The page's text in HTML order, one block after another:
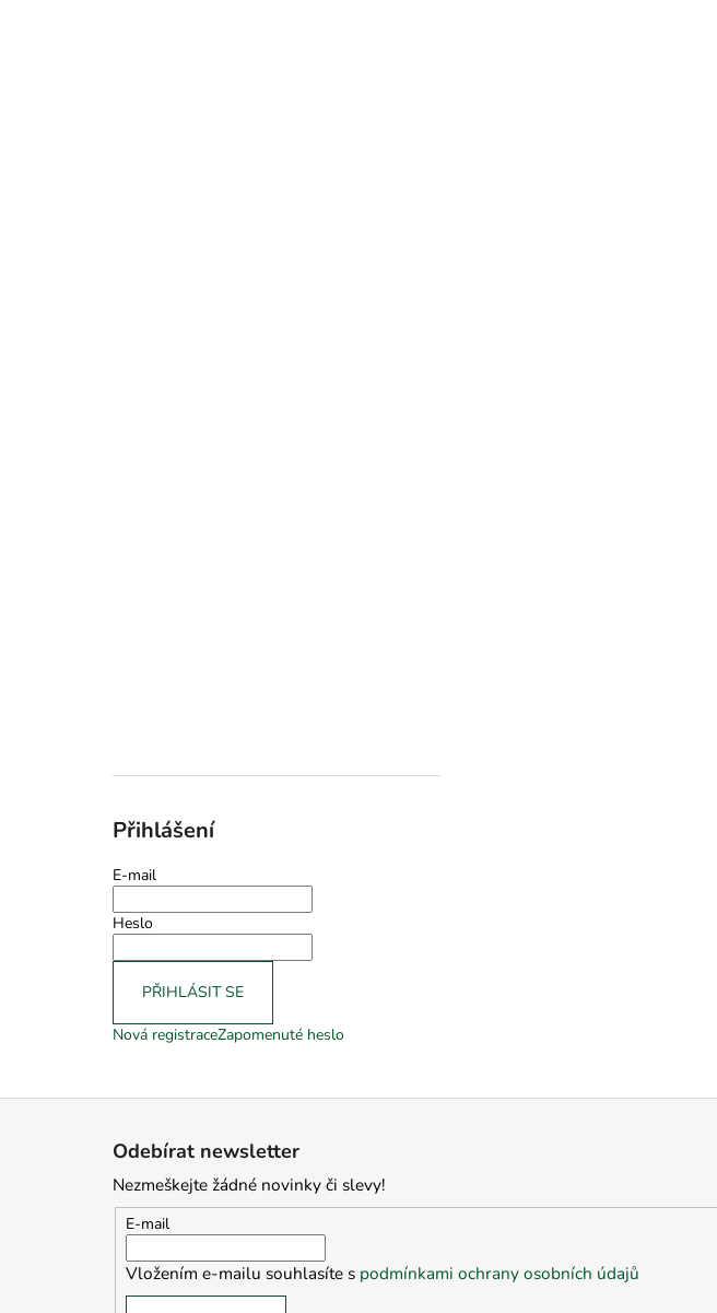
Přihlášení
E-mail
Heslo
PŘIHLÁSIT SE
Nová registraceZapomenuté heslo
Odebírat newsletter
Nezmeškejte žádné novinky či slevy!
E-mail
Vložením e-mailu souhlasíte s podmínkami ochrany osobních údajů